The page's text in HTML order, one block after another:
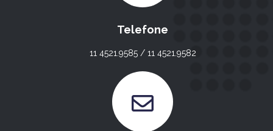
Telefone
11 4521.9585 / 11 4521.9582